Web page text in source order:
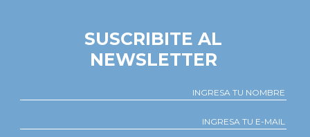
SUSCRIBITE AL
NEWSLETTER